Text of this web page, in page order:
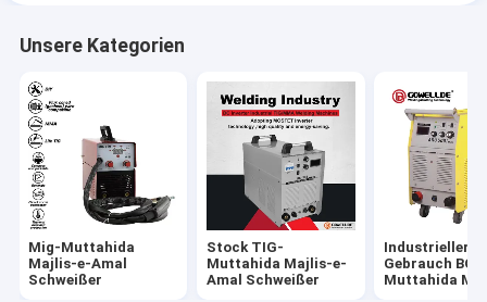
Fackel-Ersatzteile
Selbstverdunkelungsschweißender Sturzhelm
Faserlaser-Schweißgerät
Cnc-Schneidemaschine
Unsere Kategorien
Mig-Muttahida
Majlis-e-Amal
Schweißer
Stock TIG-
Muttahida Majlis-e-
Amal Schweißer
Industrieller
Gebrauch
Muttahida